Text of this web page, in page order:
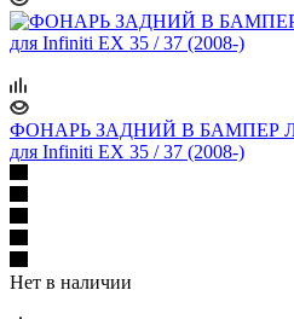
ФОНАРЬ ЗАДНИЙ В БАМПЕР
для Infiniti EX 35 / 37 (2008-)
Нет в наличии